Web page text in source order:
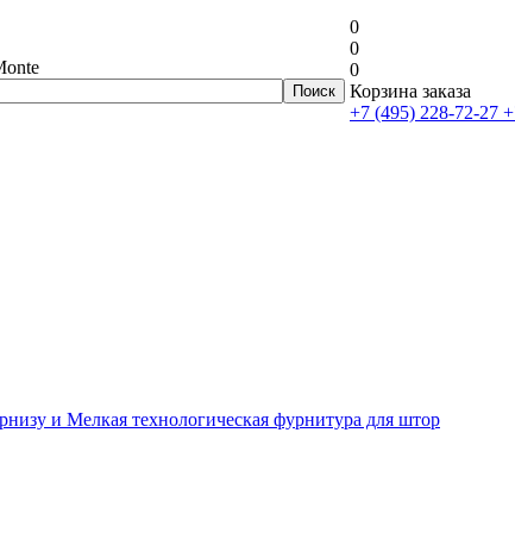
0
0
0
Корзина заказа
+7 (495) 228-72-27
и Мелкая технологическая фурнитура для штор